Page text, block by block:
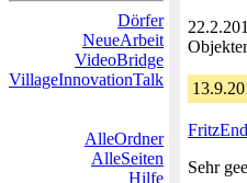
Dörfer
NeueArbeit
VideoBridge
VillageInnovationTalk
AlleOrdner
AlleSeiten
Hilfe
Sehr